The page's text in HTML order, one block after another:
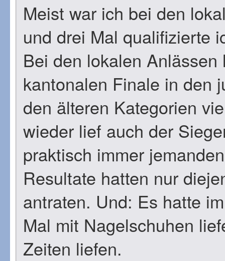
Meist war ich bei den
und drei Mal qualifizierte
Bei den lokalen
kantonalen Finale in den
den älteren Kategorien
wieder lief auch der
praktisch immer
Resultate hatten nur
antraten. Und: Es hatte
Mal mit Nagelschuhen
Zeiten liefen.